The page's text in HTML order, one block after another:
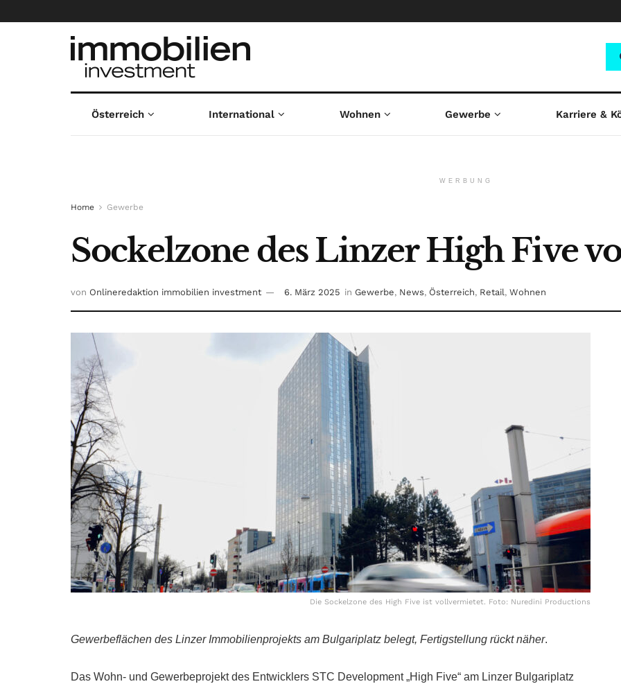
Österreich International Wohnen Gewerbe Karriere &
WERBUNG
Home Gewerbe
Sockelzone des Linzer High Five
von Onlineredaktion immobilien investment 6. März 2025 in Gewerbe, News, Österreich, Retail, Wohnen
Die Sockelzone des High Five ist vollvermietet. Foto: Nuredini Productions
Gewerbeflächen des Linzer Immobilienprojekts am Bulgariplatz belegt, Fertigstellung rückt näher.
Das Wohn- und Gewerbeprojekt des Entwicklers STC Development „High Five“ am Linzer Bulgariplatz